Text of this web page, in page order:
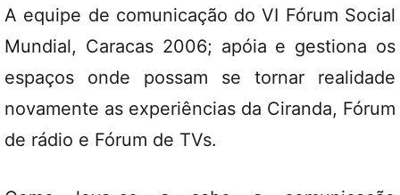
A equipe de comunicação do VI Fórum Social
Mundial, Caracas 2006; apóia e gestiona os
espaços onde possam se tornar realidade
novamente as experiências da Ciranda, Fórum
de rádio e Fórum de TVs.